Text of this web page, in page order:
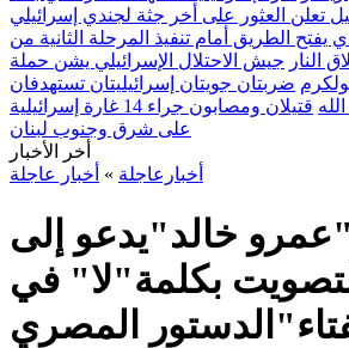
تعلن العثور على أخر جثة لجندي إسرائيلي
الطريق أمام تنفيذ المرحلة الثانية من
النار جيش الاحتلال الإسرائيلي يشن حملة
ضربتان جويتان إسرائيليتان تستهدفان
قتيلان ومصابون جراء 14 غارة إسرائيلية
على شرق وجنوب لبنان
أخر الأخبار
أخبارعاجلة » أخبار عاجلة
خالد"يدعو إلى
بكلمة"لا" في